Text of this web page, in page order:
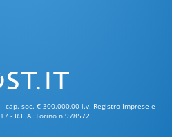
cap. soc. € 300.000,00 i.v. Registro Imprese e
- R.E.A. Torino n.978572